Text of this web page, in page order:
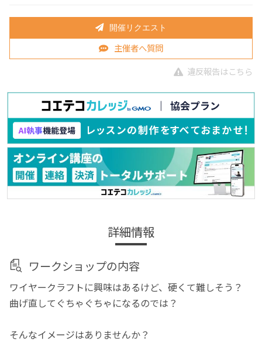
開催リクエスト
主催者へ質問
違反報告はこちら
詳細情報
ワークショップの内容
ワイヤークラフトに興味はあるけど、硬くて難しそう？
曲げ直してぐちゃぐちゃになるのでは？
そんなイメージはありませんか？